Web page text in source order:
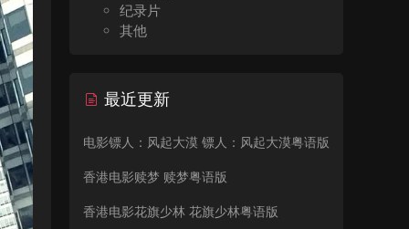
纪录片
其他
最近更新
电影镖人：风起大漠 镖人：风起大漠粤语版
香港电影赎梦 赎梦粤语版
香港电影花旗少林 花旗少林粤语版